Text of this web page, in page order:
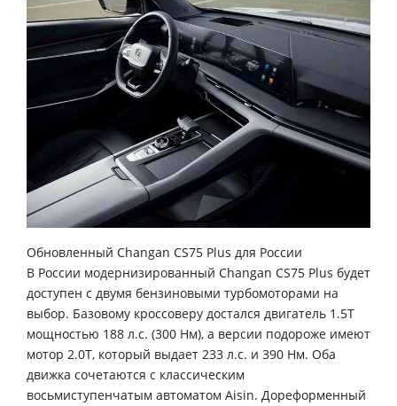
Обновленный Changan CS75 Plus для России
В России модернизированный Changan CS75 Plus будет
доступен с двумя бензиновыми турбомоторами на
выбор. Базовому кроссоверу достался двигатель 1.5T
мощностью 188 л.с. (300 Нм), а версии подороже имеют
мотор 2.0T, который выдает 233 л.с. и 390 Нм. Оба
движка сочетаются с классическим
восьмиступенчатым автоматом Aisin. Дореформенный